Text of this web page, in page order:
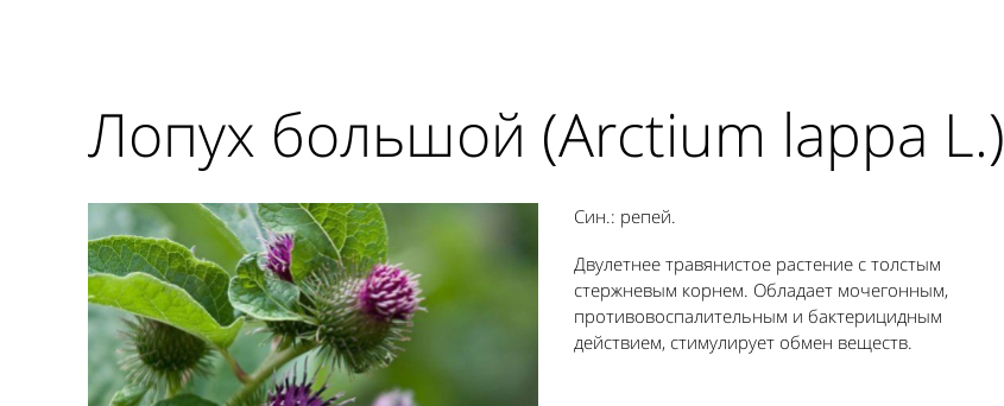
Лопух большой (Arctium lappa L.)
Син.: репей.
Двулетнее травянистое растение с толстым
стержневым корнем. Обладает мочегонным,
противовоспалительным и бактерицидным
действием, стимулирует обмен веществ.